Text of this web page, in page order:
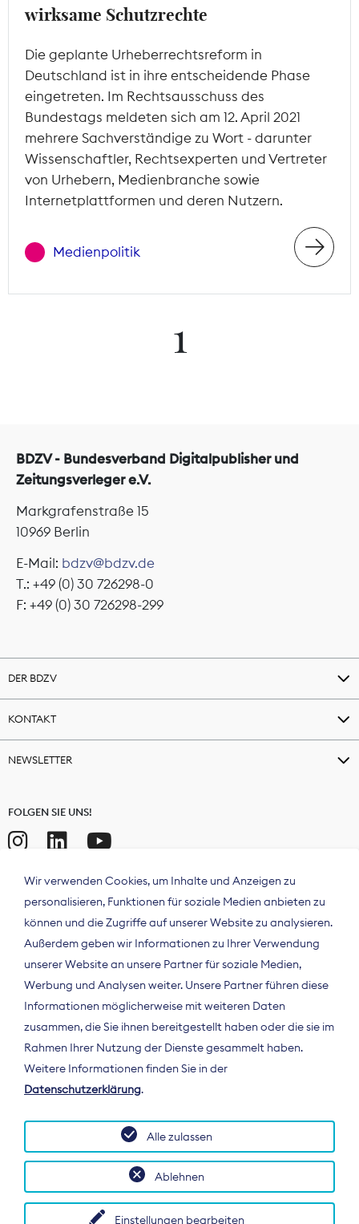
wirksame Schutzrechte
Die geplante Urheberrechtsreform in
Deutschland ist in ihre entscheidende Phase
eingetreten. Im Rechtsausschuss des
Bundestags meldeten sich am 12. April 2021
mehrere Sachverständige zu Wort - darunter
Wissenschaftler, Rechtsexperten und Vertreter
von Urhebern, Medienbranche sowie
Internetplattformen und deren Nutzern.
Medienpolitik
1
BDZV - Bundesverband Digitalpublisher und
Zeitungsverleger e.V.
Markgrafenstraße 15
10969 Berlin
E-Mail: bdzv@bdzv.de
T.: +49 (0) 30 726298-0
F: +49 (0) 30 726298-299
DER BDZV
KONTAKT
NEWSLETTER
FOLGEN SIE UNS!
Der Bundesverband Digitalpublisher und
Zeitungsverleger (BDZV) vertritt als
Spitzenorganisation die Interessen der
Deutschland und auf EU-Ebene.
Wir verwenden Cookies, um Inhalte und Anzeigen zu
personalisieren, Funktionen für soziale Medien anbieten zu
können und die Zugriffe auf unserer Website zu analysieren.
Außerdem geben wir Informationen zu Ihrer Verwendung
unserer Website an unsere Partner für soziale Medien,
Werbung und Analysen weiter. Unsere Partner führen diese
Informationen möglicherweise mit weiteren Daten
zusammen, die Sie ihnen bereitgestellt haben oder die sie im
Rahmen Ihrer Nutzung der Dienste gesammelt haben.
Weitere Informationen finden Sie in der
Datenschutzerklärung.
Einstellungen bearbeiten
Ablehnen
Alle zulassen